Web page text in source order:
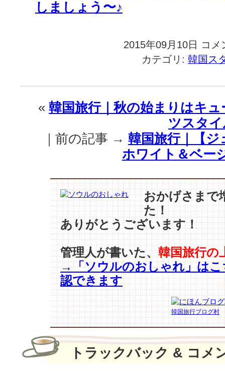
しましょう〜♪
2015年09月10日
韓
国
旅
｜
日
か
ら
ト
ラ
秋、
ス
メ
の
ロ
ア
ス
タ
コメ
カテゴリ: 韓国ス
« 韓国旅行｜秋の始まりはキ
ツスタ
｜前の記事 → 韓国旅行｜【
ホワイト＆ベー
おかげさまで
た！
ありがとうございます！
管理人が書いた、 韓国旅行の
→「ソウルのおしゃれ」はこ
認できます
韓国旅行ブログ村
トラックバック & コメ